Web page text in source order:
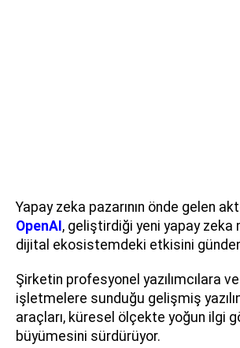
Yapay zeka pazarının önde gelen
OpenAI, geliştirdiği yeni yapay zeka
dijital ekosistemdeki etkisini günden
Şirketin profesyonel yazılımcılara
işletmelere sunduğu gelişmiş
araçları, küresel ölçekte yoğun ilgi
büyümesini sürdürüyor.